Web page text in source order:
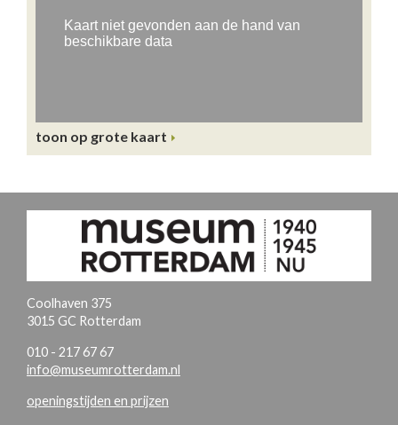
toon op grote kaart
Coolhaven 375
3015 GC Rotterdam
010 - 217 67 67
info@museumrotterdam.nl
openingstijden en prijzen